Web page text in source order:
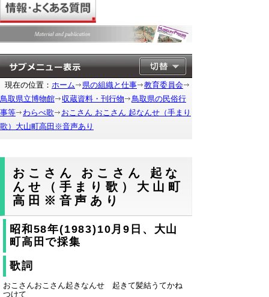
現在の位置： ホーム 県の組織と仕事
教育委員会
鳥取県立博物館
収蔵資料・刊行物
鳥取県の民俗行
事等
わらべ歌
おこさん おこさん 起なんせ（手まり
歌）大山町高田※音声あり
おこさん おこさん 起な
んせ（手まり歌）大山町
高田※音声あり
昭和58年(1983)10月9日、大山
町高田で採集
歌詞
おこさんおこさん起きなんせ 起きて髪結うてかね
つけて